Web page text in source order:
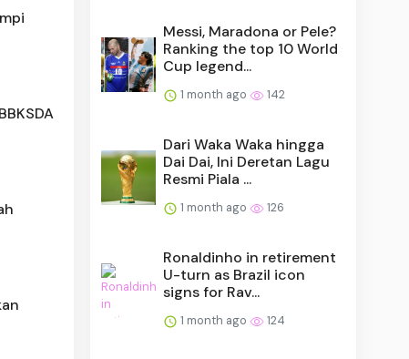
Messi, Maradona or Pele?
Ranking the top 10 World
Cup legend...
1 month ago 142
Dari Waka Waka hingga
Dai Dai, Ini Deretan Lagu
Resmi Piala ...
1 month ago 126
Ronaldinho in retirement
U-turn as Brazil icon
signs for Rav...
1 month ago 124